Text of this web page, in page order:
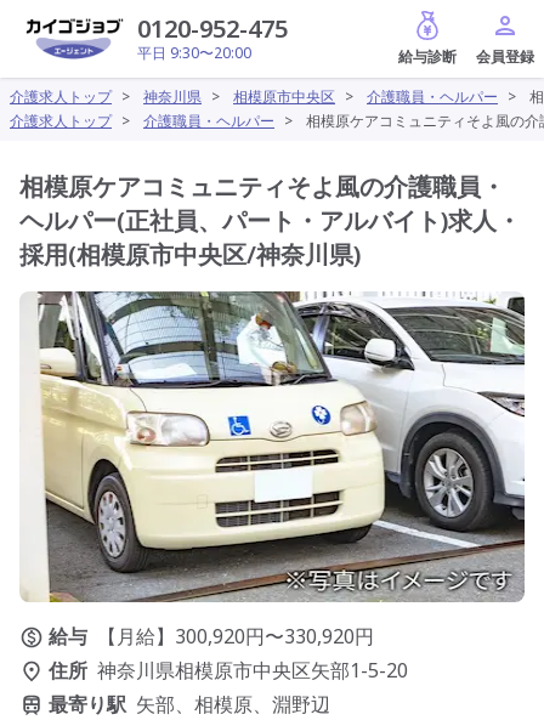
0120-952-475
平日 9:30〜20:00
給与診断
介護求人トップ > 神奈川県 > 相模原市中央区 > 介護職員・ヘルパー >
介護求人トップ > 介護職員・ヘルパー > 相模原ケアコミュニティそよ風の
相模原ケアコミュニティそよ風の介護職員・
ヘルパー(正社員、パート・アルバイト)求人・
採用(相模原市中央区/神奈川県)
給与
【月給】300,920円〜330,920円
住所 神奈川県相模原市中央区矢部1-5-20
最寄り駅 矢部、相模原、淵野辺